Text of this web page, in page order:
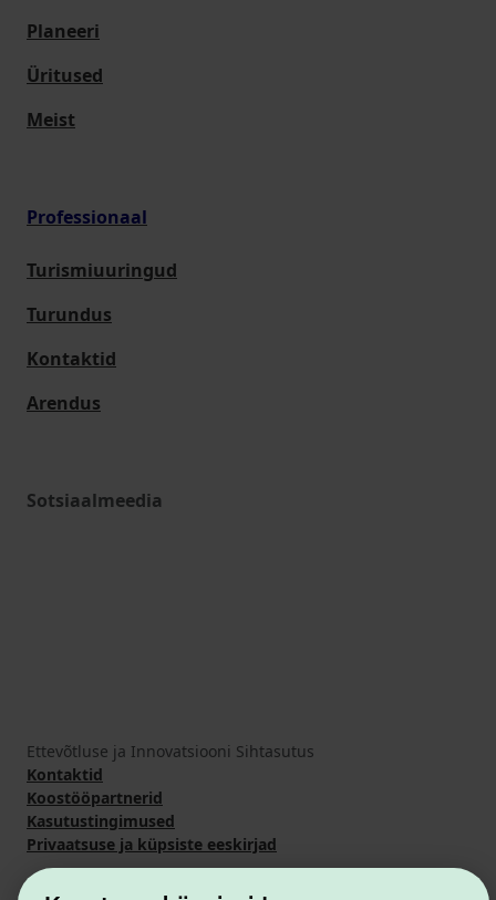
Planeeri
Üritused
Meist
Professionaal
Turismiuuringud
Turundus
Kontaktid
Arendus
Sotsiaalmeedia
Ettevõtluse ja Innovatsiooni Sihtasutus
Kontaktid
Koostööpartnerid
Kasutustingimused
Privaatsuse ja küpsiste eeskirjad